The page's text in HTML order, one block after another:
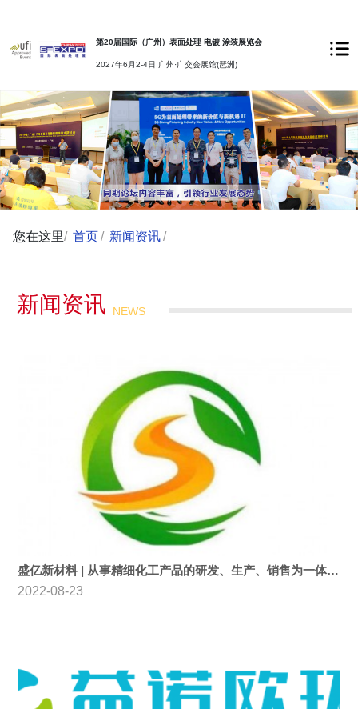
第20届国际（广州）表面处理 电镀 涂装展览会
2027年6月2-4日 广州·广交会展馆(琶洲)
您在这里/ 首页 / 新闻资讯 /
新闻资讯 NEWS
盛亿新材料 | 从事精细化工产品的研发、生产、销售为一体的高新技术企业
2022-08-23